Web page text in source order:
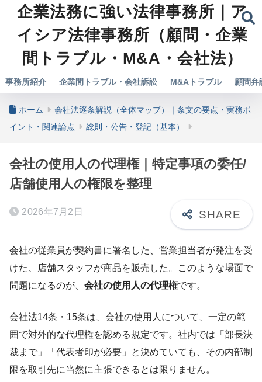
企業法務に強い法律事務所｜ア
イシア法律事務所（顧問・企業
間トラブル・M&A・会社法）
事務所紹介 企業間トラブル・会社訴訟 M&Aトラブル 顧問弁
ホーム
会社法逐条解説（全体マップ）｜条文の要点・実務ポ
イント・関連論点
総則・公告・登記（基本）
会社の使用人の代理権｜特定事項の委任/
店舗使用人の権限を整理
2026年7月2日
会社の従業員が契約書に署名した、営業担当者が発注を受
けた、店舗スタッフが商品を販売した。このような場面で
問題になるのが、 会社の使用人の代理権です。
会社法14条・15条は、会社の使用人について、一定の範
囲で対外的な代理権を認める規定です。社内では「部長決
裁まで」「代表者印が必要」と決めていても、その内部制
限を取引先に当然に主張できるとは限りません。